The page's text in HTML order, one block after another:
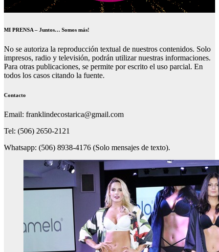
MI PRENSA – Juntos… Somos más!
No se autoriza la reproducción textual de nuestros contenidos. Solo
impresos, radio y televisión, podrán utilizar nuestras informaciones.
Para otras publicaciones, se permite por escrito el uso parcial. En
todos los casos citando la fuente.
Contacto
Email: franklindecostarica@gmail.com
Tel: (506) 2650-2121
Whatsapp: (506) 8938-4176 (Solo mensajes de texto).